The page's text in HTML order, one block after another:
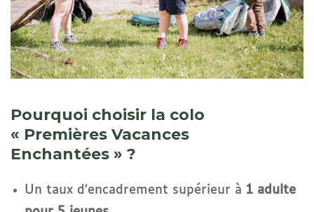
Pourquoi choisir la colo
« Premières Vacances
Enchantées » ?
Un taux d’encadrement supérieur à 1 adulte